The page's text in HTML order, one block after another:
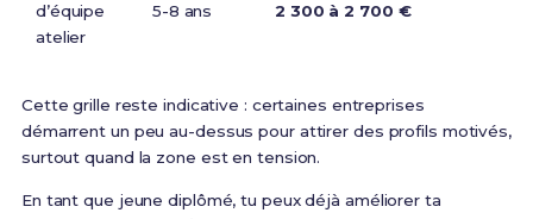
d’équipe
atelier
5-8 ans 2 300 à 2 700 €
Cette grille reste indicative : certaines entreprises
démarrent un peu au-dessus pour attirer des profils motivés,
surtout quand la zone est en tension.
En tant que jeune diplômé, tu peux déjà améliorer ta